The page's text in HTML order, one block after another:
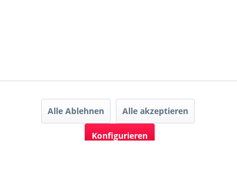
Alle Ablehnen Alle akzeptieren
Konfigurieren